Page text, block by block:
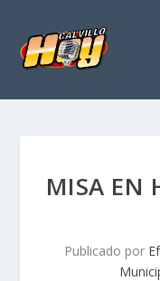
MISA EN
Publicado por